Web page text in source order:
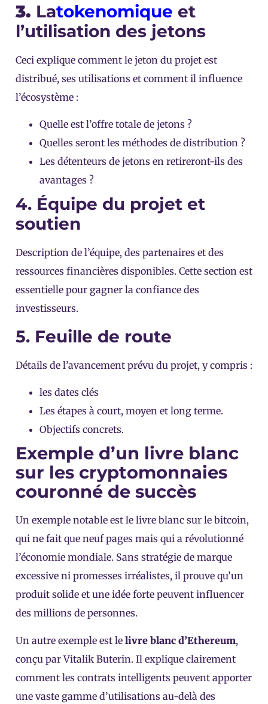
3. Latokenomique et
l’utilisation des jetons
Ceci explique comment le jeton du projet est
distribué, ses utilisations et comment il influence
l’écosystème :
Quelle est l’offre totale de jetons ?
Quelles seront les méthodes de distribution ?
Les détenteurs de jetons en retireront-ils des
avantages ?
4. Équipe du projet et
soutien
Description de l’équipe, des partenaires et des
ressources financières disponibles. Cette section est
essentielle pour gagner la confiance des
investisseurs.
5. Feuille de route
Détails de l’avancement prévu du projet, y compris :
les dates clés
Les étapes à court, moyen et long terme.
Objectifs concrets.
Exemple d’un livre blanc
sur les cryptomonnaies
couronné de succès
Un exemple notable est le livre blanc sur le bitcoin,
qui ne fait que neuf pages mais qui a révolutionné
l’économie mondiale. Sans stratégie de marque
excessive ni promesses irréalistes, il prouve qu’un
produit solide et une idée forte peuvent influencer
des millions de personnes.
Un autre exemple est le livre blanc d’Ethereum,
conçu par Vitalik Buterin. Il explique clairement
comment les contrats intelligents peuvent apporter
une vaste gamme d’utilisations au-delà des